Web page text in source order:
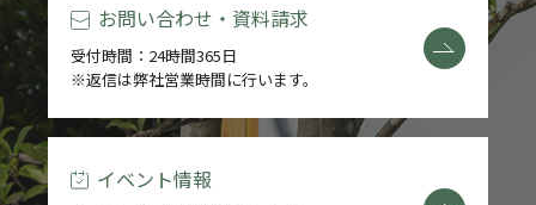
ESTATE
REFORM
BLOG
お問い合わせ・資料請求
受付時間：24時間365日
※返信は弊社営業時間に行います。
イベント情報